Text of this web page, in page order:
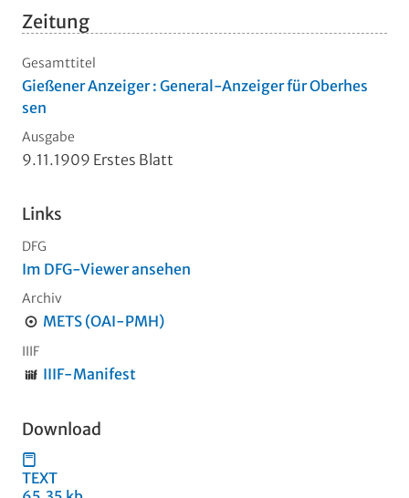
Zeitung
Gesamttitel
Gießener Anzeiger : General-Anzeiger für Oberhes
sen
Ausgabe
9.11.1909 Erstes Blatt
Links
DFG
Im DFG-Viewer ansehen
Archiv
METS (OAI-PMH)
IIIF
IIIF-Manifest
Download
TEXT